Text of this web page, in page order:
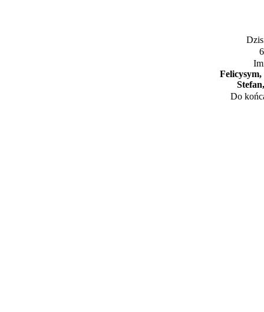
Felicysym,
Do